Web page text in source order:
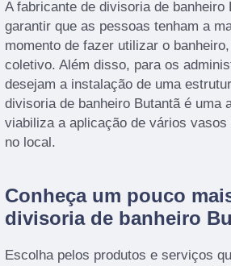
A fabricante de divisoria de
garantir que as pessoas tenham a
momento de fazer utilizar o
coletivo. Além disso, para os
desejam a instalação de uma
divisoria de banheiro Butantã é uma
viabiliza a aplicação de vários
no local.
Conheça um pouco
divisoria de banheiro
Escolha pelos produtos e serviços